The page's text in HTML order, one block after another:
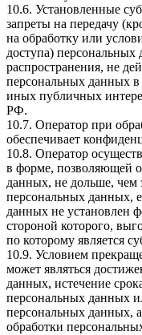
10.6. Установленные
запреты на передачу
на обработку или
доступа)
распространения, не
персональных данных
иных публичных
РФ.
10.7. Оператор при
обеспечивает
10.8. Оператор
в форме, позволяющей
данных, не дольше, чем
персональных данных,
данных не установлен
стороной которого,
по которому является
10.9. Условием
может являться
данных, истечение
персональных данных
персональных данных,
обработки